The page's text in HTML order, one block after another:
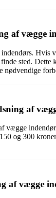
af vægge
Hvis
sted.
af
vægge
og 300
af vægge